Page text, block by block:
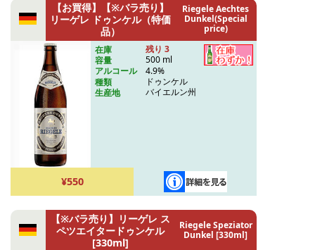
【お買得】【※バラ売り】
リーゲレ ドゥンケル（特価
品）
Riegele Aechtes
Dunkel(Special
price)
在庫
残り 3
容量
500 ml
アルコール
4.9%
種類
ドゥンケル
生産地
バイエルン州
¥550
【※バラ売り】リーゲレ ス
ペツエイタードゥンケル
[330ml]
Riegele Speziator
Dunkel [330ml]